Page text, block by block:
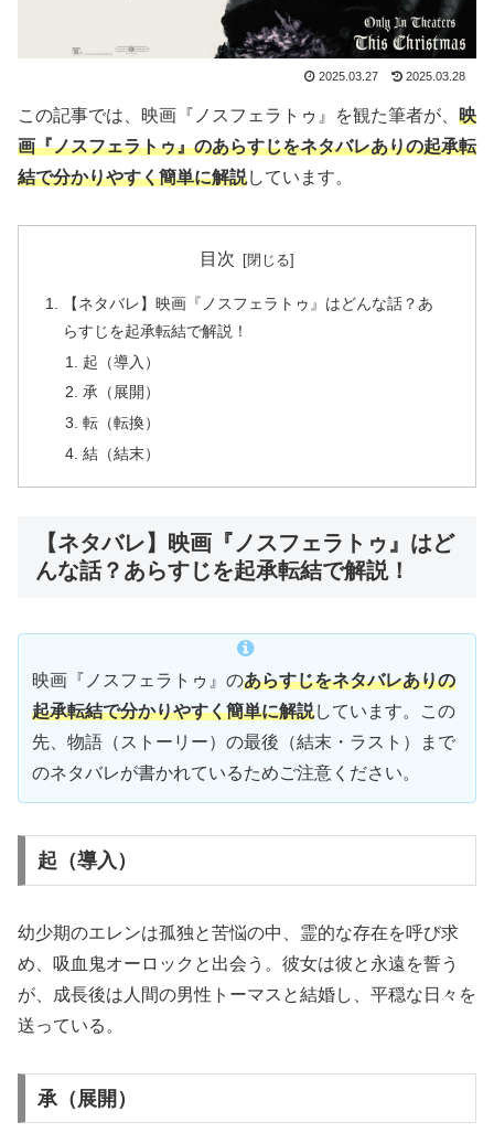
2025.03.27 2025.03.28
この記事では、映画『ノスフェラトゥ』を観た筆者が、 映
画『ノスフェラトゥ』のあらすじをネタバレありの起承転
結で分かりやすく簡単に解説しています。
目次
【ネタバレ】映画『ノスフェラトゥ』はどんな話？あ
らすじを起承転結で解説！
起（導入）
承（展開）
転（転換）
結（結末）
【ネタバレ】映画『ノスフェラトゥ』はど
んな話？あらすじを起承転結で解説！
映画『ノスフェラトゥ』のあらすじをネタバレありの
起承転結で分かりやすく簡単に解説しています。この
先、物語（ストーリー）の最後（結末・ラスト）まで
のネタバレが書かれているためご注意ください。
起（導入）
幼少期のエレンは孤独と苦悩の中、霊的な存在を呼び求
め、吸血鬼オーロックと出会う。彼女は彼と永遠を誓う
が、成長後は人間の男性トーマスと結婚し、平穏な日々を
送っている。
承（展開）